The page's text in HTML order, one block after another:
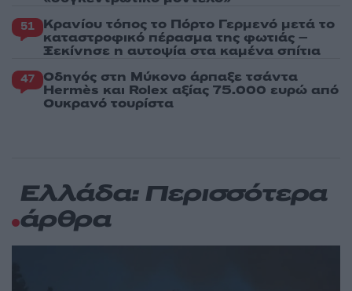
51 Κρανίου τόπος το Πόρτο Γερμενό μετά το
καταστροφικό πέρασμα της φωτιάς –
Ξεκίνησε η αυτοψία στα καμένα σπίτια
47 Οδηγός στη Μύκονο άρπαξε τσάντα
Hermès και Rolex αξίας 75.000 ευρώ από
Ουκρανό τουρίστα
Ελλάδα: Περισσότερα
άρθρα